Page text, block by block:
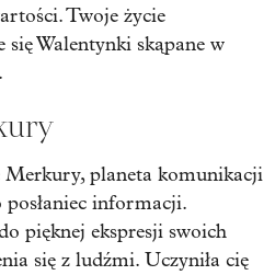
Twoje życie
Walentynki skąpane w
planeta komunikacji
informacji.
pięknej ekspresji swoich
się z ludźmi. Uczyniła cię